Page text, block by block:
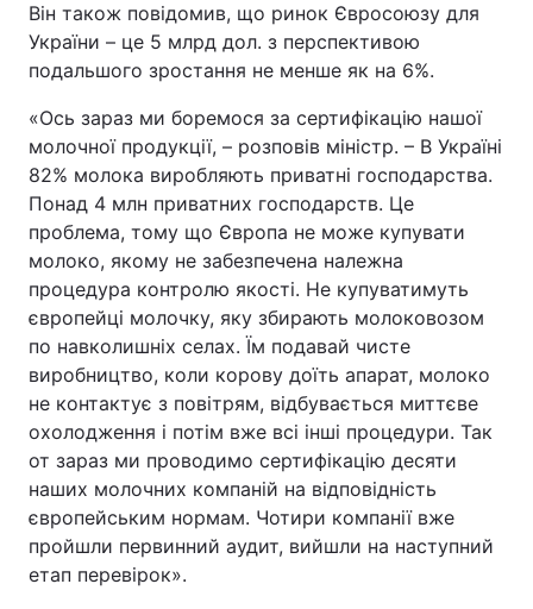
Він також повідомив, що ринок Євросоюзу для
України – це 5 млрд дол. з перспективою
подальшого зростання не менше як на 6%.
«Ось зараз ми боремося за сертифікацію нашої
молочної продукції, – розповів міністр. – В Україні
82% молока виробляють приватні господарства.
Понад 4 млн приватних господарств. Це
проблема, тому що Європа не може купувати
молоко, якому не забезпечена належна
процедура контролю якості. Не купуватимуть
європейці молочку, яку збирають молоковозом
по навколишніх селах. Їм подавай чисте
виробництво, коли корову доїть апарат, молоко
не контактує з повітрям, відбувається миттєве
охолодження і потім вже всі інші процедури. Так
от зараз ми проводимо сертифікацію десяти
наших молочних компаній на відповідність
європейським нормам. Чотири компанії вже
пройшли первинний аудит, вийшли на наступний
етап перевірок».